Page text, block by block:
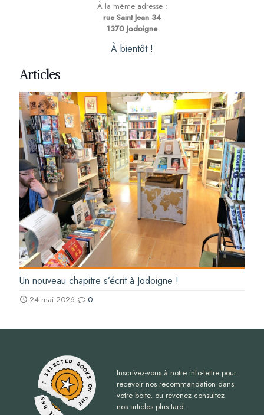
À la même adresse :
rue Saint Jean 34
1370 Jodoigne
À bientôt !
Articles
Un nouveau chapitre s’écrit à Jodoigne !
24 mai 2026 0
Inscrivez-vous à notre info-lettre pour
recevoir nos recommandation dans
votre boite, ou revenez consultez
nos articles plus tard.